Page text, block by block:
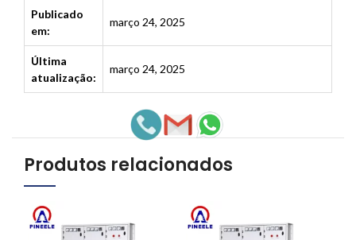
Publicado
em:
março 24, 2025
Última
atualização:
março 24, 2025
Produtos relacionados